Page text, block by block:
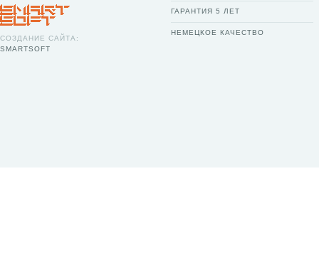
СОЗДАНИЕ САЙТА:
SMARTSOFT
ГАРАНТИЯ 5 ЛЕТ
НЕМЕЦКОЕ КАЧЕСТВО